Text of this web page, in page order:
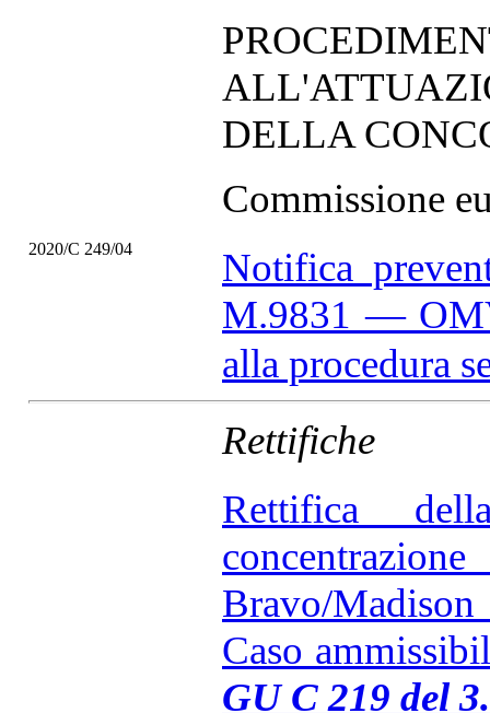
DELLA
Commissione
2020/C 249/04
Notifica
M.9831 —
alla procedura
Rettifiche
Rettifica
Bravo/
Caso
GU C 219 del